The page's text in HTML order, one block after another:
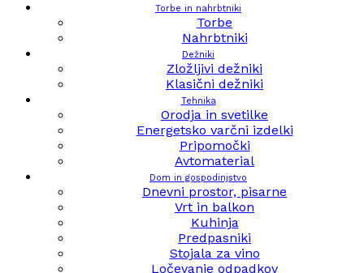
Torbe in nahrbtniki
Torbe
Nahrbtniki
Dežniki
Zložljivi dežniki
Klasični dežniki
Tehnika
Orodja in svetilke
Energetsko varčni izdelki
Pripomočki
Avtomaterial
Dom in gospodinjstvo
Dnevni prostor, pisarne
Vrt in balkon
Kuhinja
Predpasniki
Stojala za vino
Ločevanje odpadkov